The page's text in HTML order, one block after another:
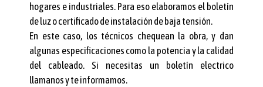
hogares e industriales. Para eso elaboramos el boletín
de luz o certificado de instalación de baja tensión.
En este caso, los técnicos chequean la obra, y dan
algunas especificaciones como la potencia y la calidad
del cableado. Si necesitas un boletín electrico
llamanos y te informamos.